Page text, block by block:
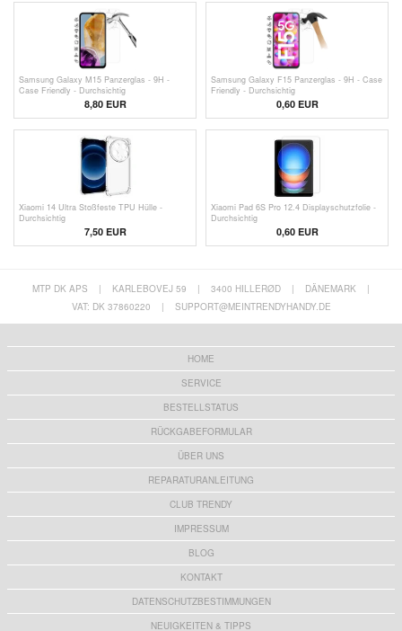
Samsung Galaxy M15 Panzerglas - 9H -
Case Friendly - Durchsichtig
8,80 EUR
Samsung Galaxy F15 Panzerglas - 9H - Case
Friendly - Durchsichtig
0,60EUR
Xiaomi 14 Ultra Stoßfeste TPU Hülle -
Durchsichtig
7,50 EUR
Xiaomi Pad 6S Pro 12.4 Displayschutzfolie -
Durchsichtig
0,60EUR
MTP DK APS | KARLEBOVEJ 59 | 3400 HILLERØD | DÄNEMARK
|
VAT: DK 37860220
| SUPPORT@MEINTRENDYHANDY.DE
HOME
SERVICE
BESTELLSTATUS
RÜCKGABEFORMULAR
ÜBER UNS
REPARATURANLEITUNG
CLUB TRENDY
IMPRESSUM
BLOG
KONTAKT
DATENSCHUTZBESTIMMUNGEN
NEUIGKEITEN & TIPPS